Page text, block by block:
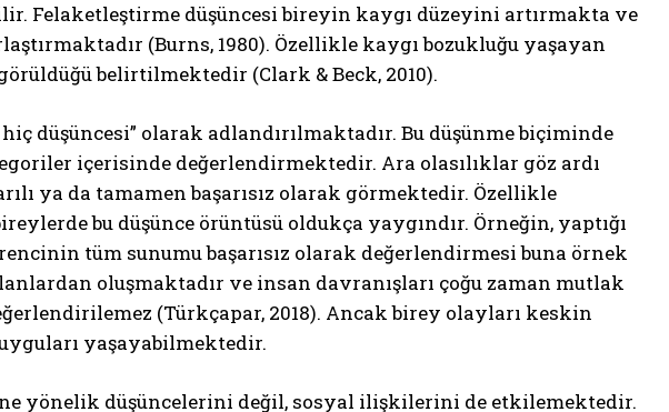
Felaketleştirme düşüncesi bireyin kaygı düzeyini artırmakta ve
(Burns, 1980). Özellikle kaygı bozukluğu yaşayan
belirtilmektedir (Clark & Beck, 2010).
düşüncesi” olarak adlandırılmaktadır. Bu düşünme biçiminde
içerisinde değerlendirmektedir. Ara olasılıklar göz ardı
ya da tamamen başarısız olarak görmektedir. Özellikle
bu düşünce örüntüsü oldukça yaygındır. Örneğin, yaptığı
tüm sunumu başarısız olarak değerlendirmesi buna örnek
oluşmaktadır ve insan davranışları çoğu zaman mutlak
(Türkçapar, 2018). Ancak birey olayları keskin
yaşayabilmektedir.
yönelik düşüncelerini değil, sosyal ilişkilerini de etkilemektedir.